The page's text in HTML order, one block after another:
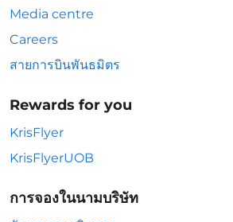
Media centre
Careers
สายการบินพันธมิตร
Rewards for you
KrisFlyer
KrisFlyerUOB
การจองในนามบริษัท